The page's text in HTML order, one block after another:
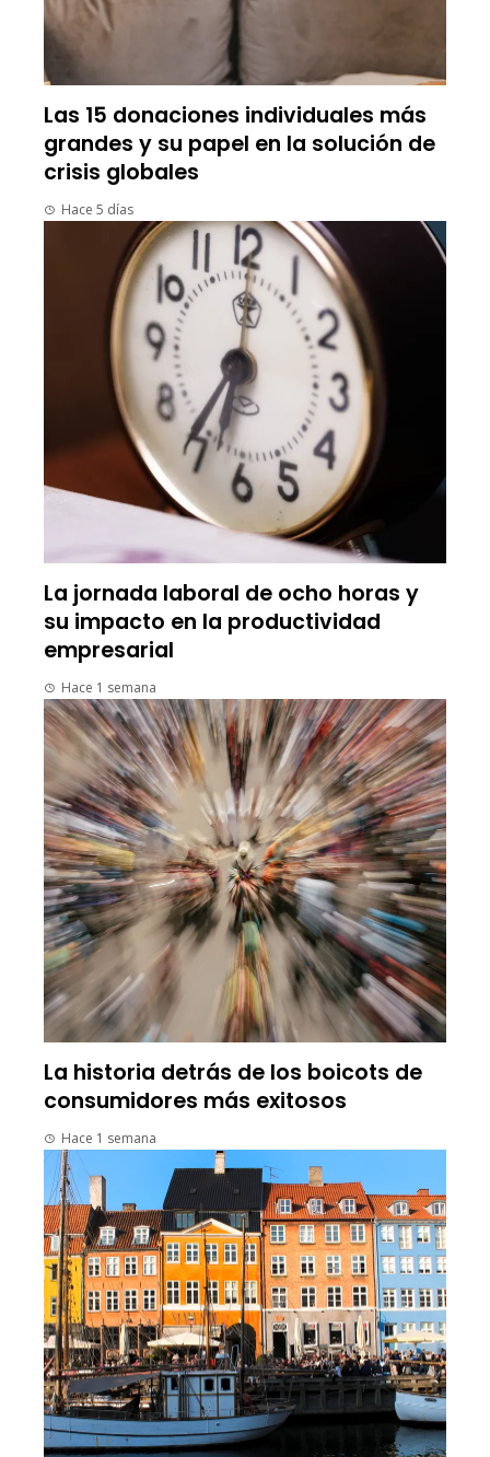
Las 15 donaciones individuales más
grandes y su papel en la solución de
crisis globales
Hace 5 días
La jornada laboral de ocho horas y
su impacto en la productividad
empresarial
Hace 1 semana
La historia detrás de los boicots de
consumidores más exitosos
Hace 1 semana